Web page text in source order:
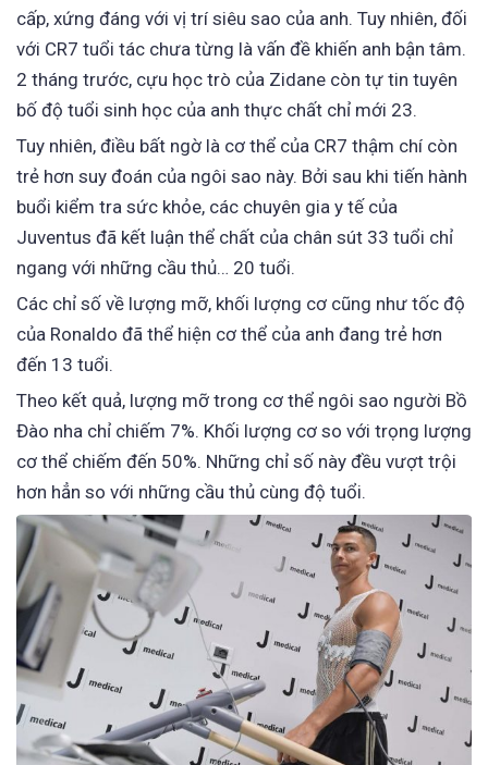
cấp, xứng đáng với vị trí siêu sao của anh. Tuy nhiên, đối
với CR7 tuổi tác chưa từng là vấn đề khiến anh bận tâm.
2 tháng trước, cựu học trò của Zidane còn tự tin tuyên
bố độ tuổi sinh học của anh thực chất chỉ mới 23.
Tuy nhiên, điều bất ngờ là cơ thể của CR7 thậm chí còn
trẻ hơn suy đoán của ngôi sao này. Bởi sau khi tiến hành
buổi kiểm tra sức khỏe, các chuyên gia y tế của
Juventus đã kết luận thể chất của chân sút 33 tuổi chỉ
ngang với những cầu thủ… 20 tuổi.
Các chỉ số về lượng mỡ, khối lượng cơ cũng như tốc độ
của Ronaldo đã thể hiện cơ thể của anh đang trẻ hơn
đến 13 tuổi.
Theo kết quả, lượng mỡ trong cơ thể ngôi sao người Bồ
Đào nha chỉ chiếm 7%. Khối lượng cơ so với trọng lượng
cơ thể chiếm đến 50%. Những chỉ số này đều vượt trội
hơn hẳn so với những cầu thủ cùng độ tuổi.